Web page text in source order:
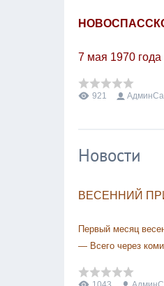
7 мая 1970 года
921
Новости
ВЕСЕННИЙ
Первый месяц
— Всего через